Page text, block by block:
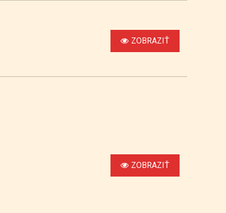
ZOBRAZIŤ
ZOBRAZIŤ